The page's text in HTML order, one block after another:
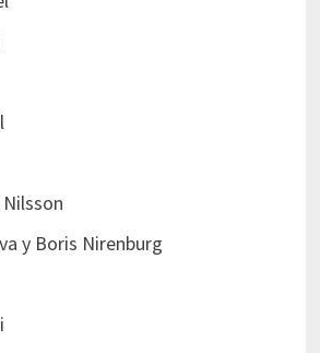
y Boris Nirenburg